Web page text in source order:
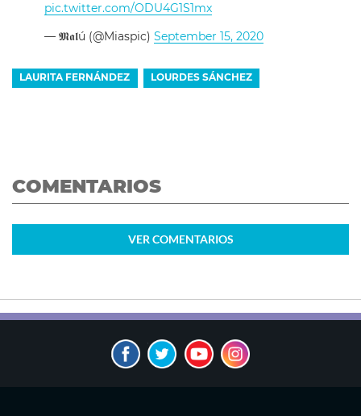
pic.twitter.com/ODU4G1S1mx
— 𝕸𝖆𝖑ú (@Miaspic) September 15, 2020
LAURITA FERNÁNDEZ LOURDES SÁNCHEZ
COMENTARIOS
VER COMENTARIOS